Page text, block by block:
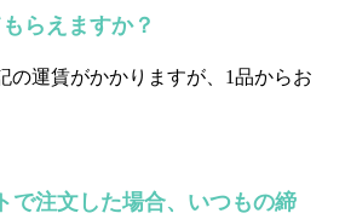
らえますか？
の運賃がかかりますが、1品からお
で注文した場合、いつもの締